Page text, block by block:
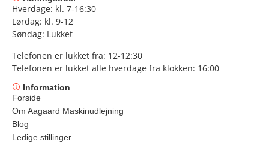
Hverdage: kl. 7-16:30
Lørdag: kl. 9-12
Søndag: Lukket
Telefonen er lukket fra: 12-12:30
Telefonen er lukket alle hverdage fra klokken: 16:00
Information
Forside
Om Aagaard Maskinudlejning
Blog
Ledige stillinger